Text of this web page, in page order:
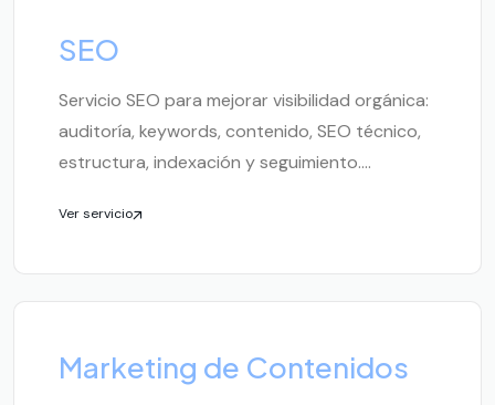
SEO
Servicio SEO para mejorar visibilidad orgánica:
auditoría, keywords, contenido, SEO técnico,
estructura, indexación y seguimiento....
Ver servicio
Marketing de Contenidos